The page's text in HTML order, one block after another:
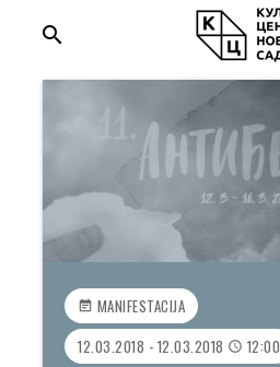
search
event_note MANIFESTACIJA
12.03.2018 - 12.03.2018 access_time 12:00